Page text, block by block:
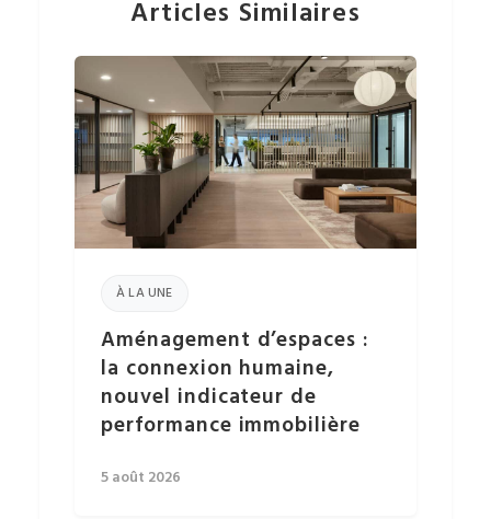
Articles Similaires
À LA UNE
Aménagement d’espaces :
la connexion humaine,
nouvel indicateur de
performance immobilière
5 août 2026